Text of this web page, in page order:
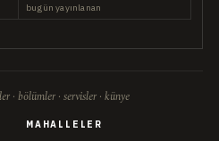
bugün yayınlanan
· bölümler · servisler · künye
MAHALLELER